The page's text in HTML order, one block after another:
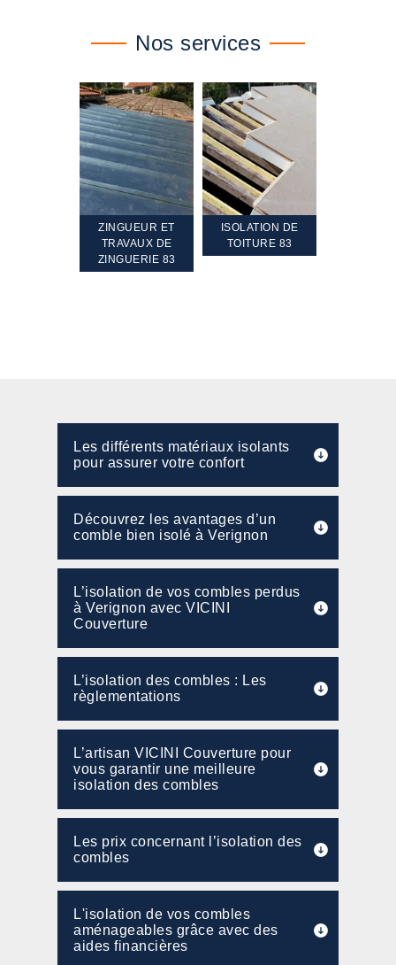
Nos services
ZINGUEUR ET
TRAVAUX DE
ZINGUERIE 83
ISOLATION DE
TOITURE 83
Les différents matériaux isolants
pour assurer votre confort
Découvrez les avantages d’un
comble bien isolé à Verignon
L’isolation de vos combles perdus
à Verignon avec VICINI
Couverture
L’isolation des combles : Les
règlementations
L’artisan VICINI Couverture pour
vous garantir une meilleure
isolation des combles
Les prix concernant l’isolation des
combles
L'isolation de vos combles
aménageables grâce avec des
aides financières